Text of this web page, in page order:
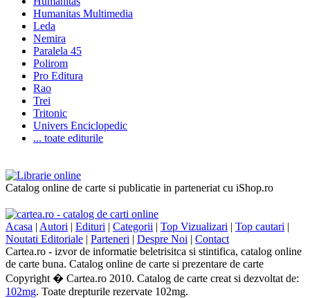
Humanitas Multimedia
Leda
Nemira
Paralela 45
Polirom
Pro Editura
Rao
Trei
Tritonic
Univers Enciclopedic
... toate editurile
Catalog online de carte si publicatie in parteneriat cu iShop.ro
Acasa | Autori | Edituri | Categorii | Top Vizualizari | Top cautari |
Noutati Editoriale | Parteneri | Despre Noi | Contact
Cartea.ro - izvor de informatie beletrisitca si stintifica, catalog online
de carte buna. Catalog online de carte si prezentare de carte
Copyright � Cartea.ro 2010. Catalog de carte creat si dezvoltat de:
102mg. Toate drepturile rezervate 102mg.